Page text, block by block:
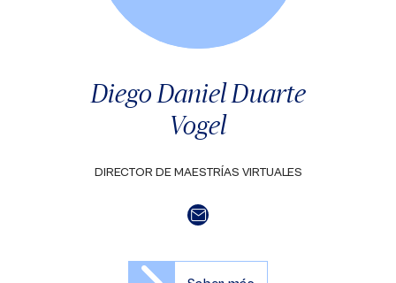
Diego Daniel Duarte
Vogel
DIRECTOR DE MAESTRÍAS VIRTUALES